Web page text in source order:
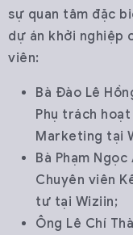
sự quan tâm đặc
dự án khởi nghiệp
viên:
Bà Đào Lê
Phụ trách
Marketing tại
Bà Phạm Ngọc
Chuyên viên
tư tại Wiziin;
Ông Lê Chí